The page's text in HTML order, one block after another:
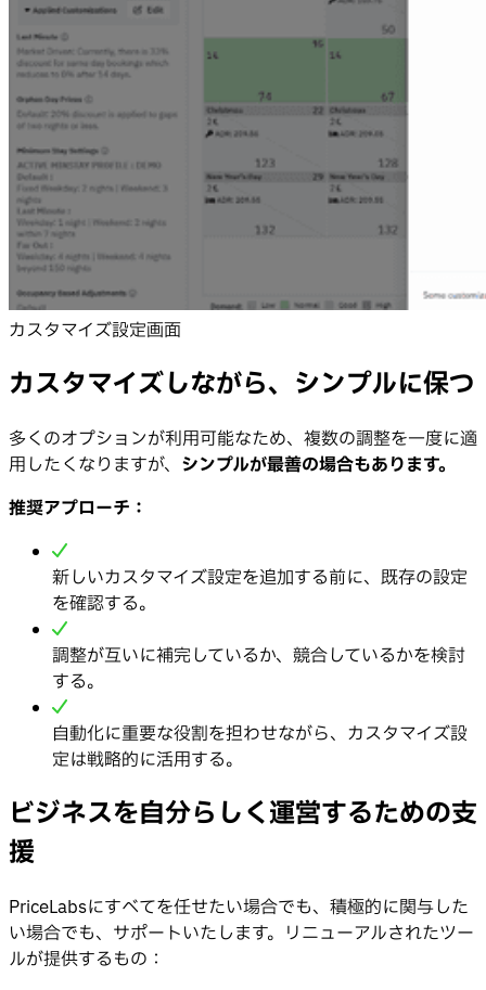
カスタマイズ設定画面
カスタマイズしながら、シンプルに保つ
多くのオプションが利用可能なため、複数の調整を一度に適
用したくなりますが、 シンプルが最善の場合もあります。
推奨アプローチ：
新しいカスタマイズ設定を追加する前に、既存の設定
を確認する。
調整が互いに補完しているか、競合しているかを検討
する。
自動化に重要な役割を担わせながら、カスタマイズ設
定は戦略的に活用する。
ビジネスを自分らしく運営するための支
援
PriceLabsにすべてを任せたい場合でも、積極的に関与した
い場合でも、サポートいたします。リニューアルされたツー
ルが提供するもの：